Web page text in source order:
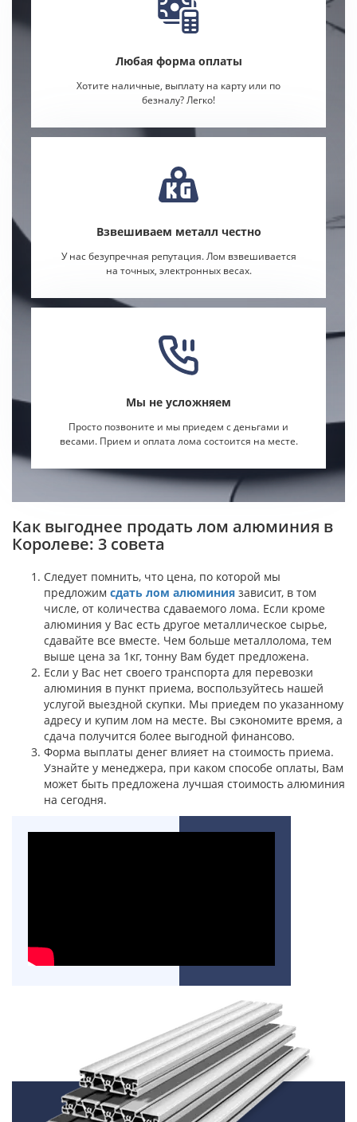
Любая форма оплаты
Хотите наличные, выплату на карту или по
безналу? Легко!
Взвешиваем металл честно
У нас безупречная репутация. Лом взвешивается
на точных, электронных весах.
Мы не усложняем
Просто позвоните и мы приедем с деньгами и
весами. Прием и оплата лома состоится на месте.
Как выгоднее продать лом алюминия в
Королеве: 3 совета
Следует помнить, что цена, по которой мы
предложим сдать лом алюминия зависит, в том
числе, от количества сдаваемого лома. Если кроме
алюминия у Вас есть другое металлическое сырье,
сдавайте все вместе. Чем больше металлолома, тем
выше цена за 1кг, тонну Вам будет предложена.
Если у Вас нет своего транспорта для перевозки
алюминия в пункт приема, воспользуйтесь нашей
услугой выездной скупки. Мы приедем по указанному
адресу и купим лом на месте. Вы сэкономите время, а
сдача получится более выгодной финансово.
Форма выплаты денег влияет на стоимость приема.
Узнайте у менеджера, при каком способе оплаты, Вам
может быть предложена лучшая стоимость алюминия
на сегодня.